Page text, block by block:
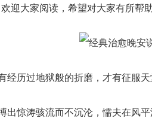
迎大家阅读，希望对大家有所帮助
经历过地狱般的折磨，才有征服天
出惊涛骇流而不沉沦，懦夫在风平